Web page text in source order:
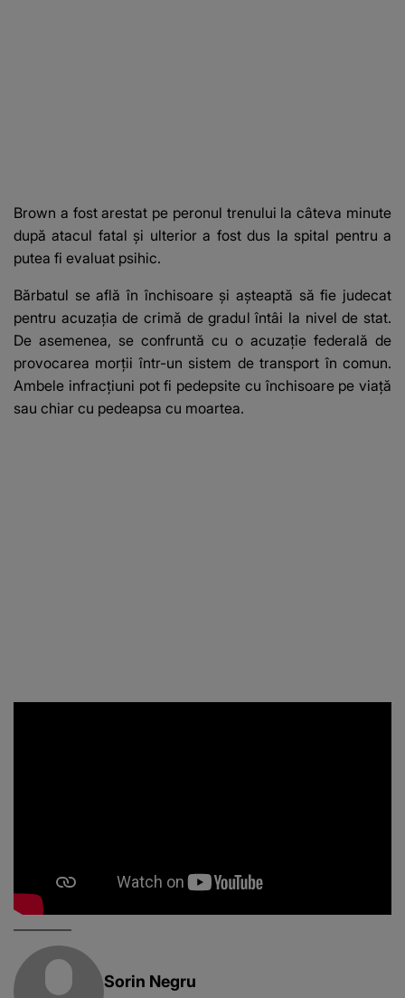
Brown a fost arestat pe peronul trenului la câteva minute
după atacul fatal și ulterior a fost dus la spital pentru a
putea fi evaluat psihic.
Bărbatul se află în închisoare și așteaptă să fie judecat
pentru acuzația de crimă de gradul întâi la nivel de stat.
De asemenea, se confruntă cu o acuzație federală de
provocarea morții într-un sistem de transport în comun.
Ambele infracțiuni pot fi pedepsite cu închisoare pe viață
sau chiar cu pedeapsa cu moartea.
Sorin Negru